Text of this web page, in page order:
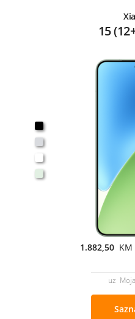
15
1.882,50
uz